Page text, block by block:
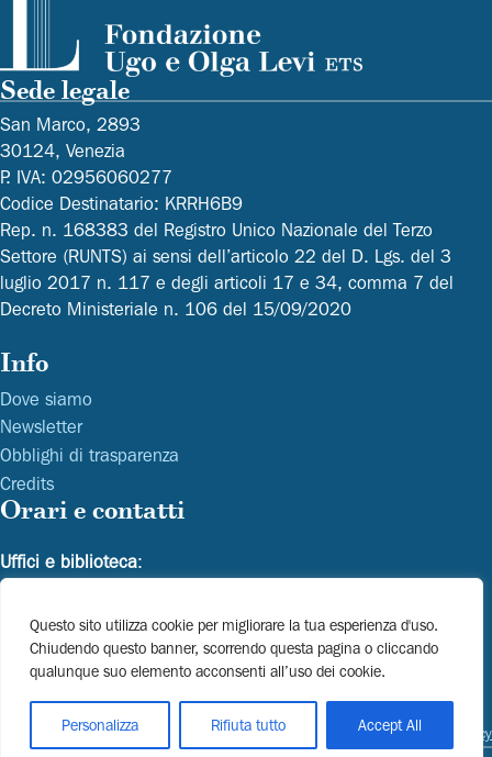
Questo sito utilizza cookie per migliorare la tua esperienza d'uso.
Chiudendo questo banner, scorrendo questa pagina o cliccando
qualunque suo elemento acconsenti all’uso dei cookie.
Personalizza Rifiuta tutto Accept All
Sede legale
San Marco, 2893
30124, Venezia
P. IVA: 02956060277
Codice Destinatario: KRRH6B9
Rep. n. 168383 del Registro Unico Nazionale del Terzo
Settore (RUNTS) ai sensi dell’articolo 22 del D. Lgs. del 3
luglio 2017 n. 117 e degli articoli 17 e 34, comma 7 del
Decreto Ministeriale n. 106 del 15/09/2020
Info
Dove siamo
Newsletter
Obblighi di trasparenza
Credits
Orari e contatti
Uffici e biblioteca:
Dal lunedì al venerdì dalle 9.00 alle 16.30
Email
info@fondazionelevi.it
fondazionelevi@pec.it
biblioteca@fondazionelevi.it
Telefono
+39 041 786777
Copyright 2026 © Fondazione Ugo e Olga Levi
Privacy PolicyCookie policy